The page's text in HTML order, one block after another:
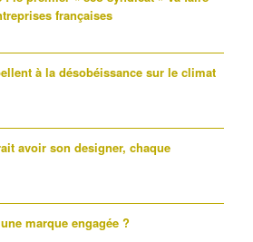
françaises
à la désobéissance sur le climat
avoir son designer, chaque
marque engagée ?